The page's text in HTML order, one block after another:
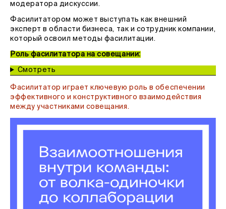
модератора дискуссии.
Фасилитатором может выступать как внешний
эксперт в области бизнеса, так и сотрудник компании,
который освоил методы фасилитации.
Роль фасилитатора на совещании:
Смотреть
Фасилитатор играет ключевую роль в обеспечении
эффективного и конструктивного взаимодействия
между участниками совещания.